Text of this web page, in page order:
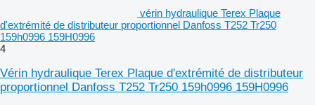
vérin hydraulique Terex Plaque
d'extrémité de distributeur proportionnel Danfoss T252 Tr250
159h0996 159H0996
4
Vérin hydraulique Terex Plaque d'extrémité de distributeur
proportionnel Danfoss T252 Tr250 159h0996 159H0996